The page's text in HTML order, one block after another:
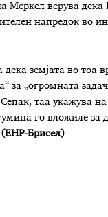
Меркел верува дека
напредок во
земјата во тоа
за „огромната
таа укажува на
го вложиле за
(ЕНР-Брисел)